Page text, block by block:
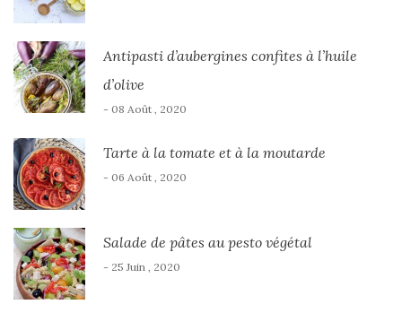
Antipasti d’aubergines confites à l’huile
d’olive
- 08 Août , 2020
Tarte à la tomate et à la moutarde
- 06 Août , 2020
Salade de pâtes au pesto végétal
- 25 Juin , 2020